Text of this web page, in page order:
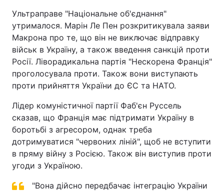
Ультраправе "Національне об'єднання"
утрималося. Марін Ле Пен розкритикувала заяви
Макрона про те, що він не виключає відправку
військ в Україну, а також введення санкцій проти
Росії. Ліворадикальна партія "Нескорена Франція"
проголосувала проти. Також вони виступають
проти прийняття України до ЄС та НАТО.
Лідер комуністичної партії Фаб'єн Руссель
сказав, що Франція має підтримати Україну в
боротьбі з агресором, однак треба
дотримуватися "червоних ліній", щоб не вступити
в пряму війну з Росією. Також він виступив проти
угоди з Україною.
"Вона дійсно передбачає інтеграцію України